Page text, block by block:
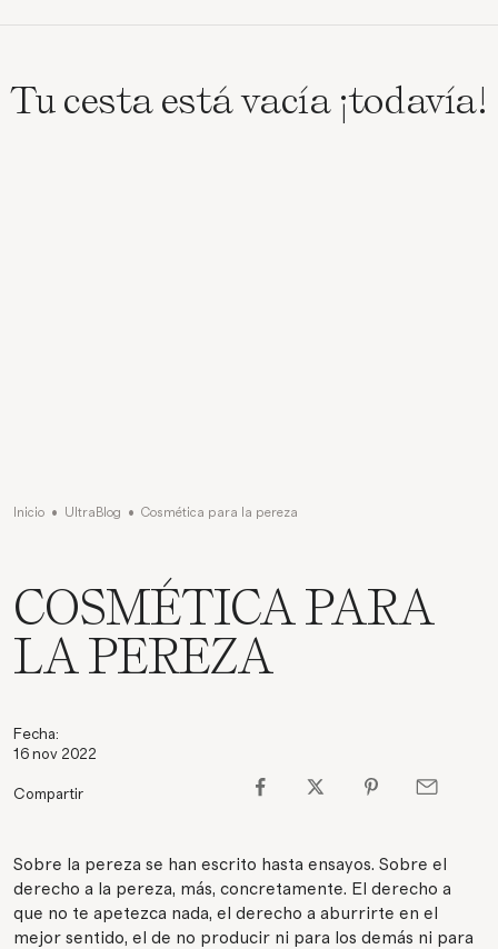
Tu cesta está vacía ¡todavía!
Inicio • UltraBlog • Cosmética para la pereza
COSMÉTICA PARA
LA PEREZA
Fecha:
16 nov 2022
Compartir
Sobre la pereza se han escrito hasta ensayos. Sobre el
derecho a la pereza, más, concretamente. El derecho a
que no te apetezca nada, el derecho a aburrirte en el
mejor sentido, el de no producir ni para los demás ni para